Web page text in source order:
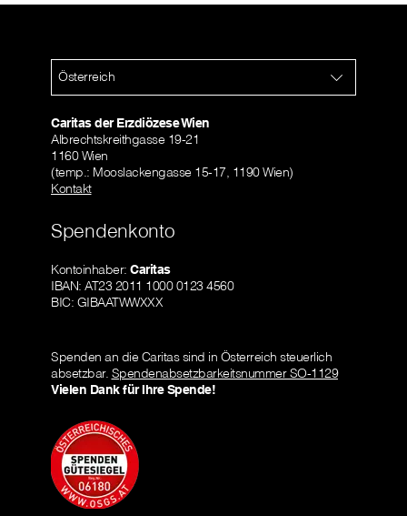
Österreich
Caritas der Erzdiözese Wien
Albrechtskreithgasse 19-21
1160 Wien
(temp.: Mooslackengasse 15-17, 1190 Wien)
Kontakt
Spendenkonto
Kontoinhaber: Caritas
IBAN: AT23 2011 1000 0123 4560
BIC: GIBAATWWXXX
Spenden an die Caritas sind in Österreich steuerlich
absetzbar. Spendenabsetzbarkeitsnummer SO-1129
Vielen Dank für Ihre Spende!